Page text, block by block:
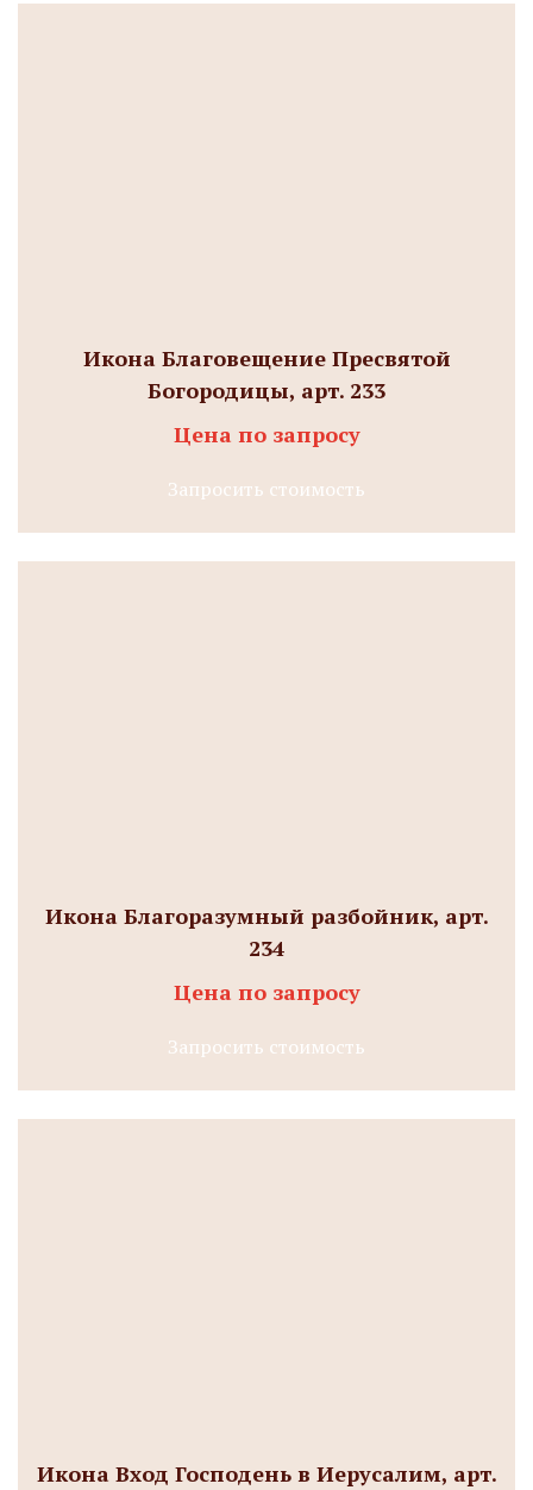
Икона Благовещение Пресвятой
Богородицы, арт. 233
Цена по запросу
Запросить стоимость
Икона Благоразумный разбойник, арт.
234
Цена по запросу
Запросить стоимость
Икона Вход Господень в Иерусалим, арт.